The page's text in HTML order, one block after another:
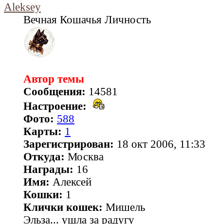
Aleksey
Вечная Кошачья Личность
Автор темы
Сообщения: 14581
Настроение:
Фото: 588
Карты: 1
Зарегистрирован: 18 окт 2006, 11:33
Откуда: Москва
Награды: 16
Имя: Алексей
Кошки: 1
Клички кошек: Мишель
Эльза... ушла за радугу